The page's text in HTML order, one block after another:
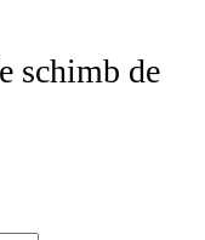
schimb de